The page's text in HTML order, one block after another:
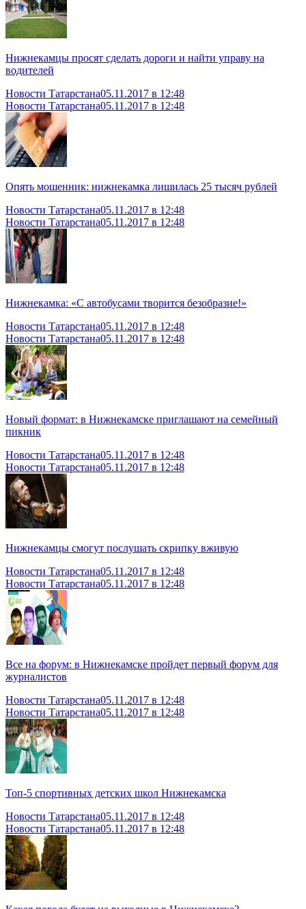
Нижнекамцы просят сделать дороги и найти управу на
водителей
Новости Татарстана05.11.2017 в 12:48
Новости Татарстана05.11.2017 в 12:48
Опять мошенник: нижнекамка лишилась 25 тысяч рублей
Новости Татарстана05.11.2017 в 12:48
Новости Татарстана05.11.2017 в 12:48
Нижнекамка: «С автобусами творится безобразие!»
Новости Татарстана05.11.2017 в 12:48
Новости Татарстана05.11.2017 в 12:48
Новый формат: в Нижнекамске приглашают на семейный
пикник
Новости Татарстана05.11.2017 в 12:48
Новости Татарстана05.11.2017 в 12:48
Нижнекамцы смогут послушать скрипку вживую
Новости Татарстана05.11.2017 в 12:48
Новости Татарстана05.11.2017 в 12:48
Все на форум: в Нижнекамске пройдет первый форум для
журналистов
Новости Татарстана05.11.2017 в 12:48
Новости Татарстана05.11.2017 в 12:48
Топ-5 спортивных детских школ Нижнекамска
Новости Татарстана05.11.2017 в 12:48
Новости Татарстана05.11.2017 в 12:48